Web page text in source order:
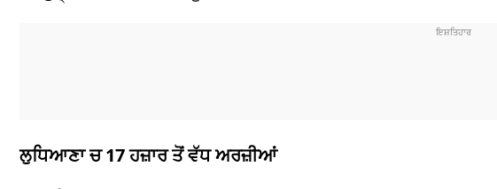
ਲੁਧਿਆਣਾ ਚ 17 ਹਜ਼ਾਰ ਤੋਂ ਵੱਧ ਅਰਜ਼ੀਆਂ